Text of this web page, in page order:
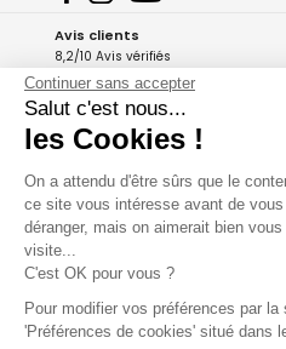
Avis clients
8,2/10 Avis vérifiés
L'Appli Phox
A propos de Phox
Services et garanties
Continuer sans accepter
Salut c'est nous...
les Cookies !
On a attendu d'être sûrs que le
ce site vous intéresse avant de vous
déranger, mais on aimerait bien
visite...
C'est OK pour vous ?
Pour modifier vos préférences par
'Préférences de cookies' situé dans